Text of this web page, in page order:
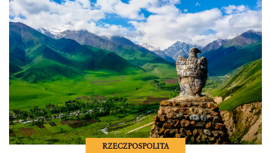
RZECZPOSPOLITA